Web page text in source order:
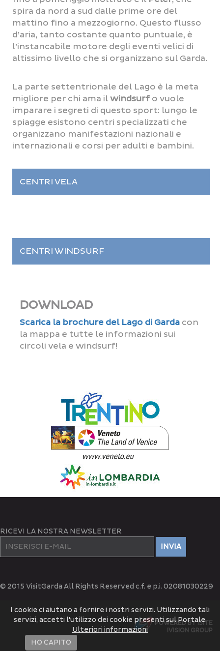
spira da nord a sud dalle prime ore del
mattino fino a mezzogiorno. Questo flusso
d’aria, tanto costante quanto puntuale, è
l’instancabile motore degli eventi velici di
altissimo livello che si organizzano sul Garda.
La parte settentrionale del Lago è la meta
migliore per chi ama ilwindsurf o vuole
imparare i segreti di questo sport: lungo le
spiagge esistono centri specializzati che
organizzano manifestazioni nazionali e
internazionali e corsi per adulti e bambini.
CENTRI VELA
CENTRI WINDSURF
DOWNLOAD
Scarica la brochure del Lago di Garda con
la mappa e tutte le informazioni sui
circoli vela e windsurf!
I cookie ci aiutano a fornire i nostri servizi. Utilizzando tali
servizi, accetti l'utilizzo dei cookie presenti sul Portale.
Ulteriori informazioni
HO CAPITO
RICEVI LA NOSTRA NEWSLETTER
INVIA
© 2015 VisitGarda All Rights Reserved c.f. e p.i. 02081030229
POWERED BY ISITE
IVISION GROUP